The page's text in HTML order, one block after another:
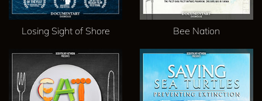
Losing Sight of Shore Bee Nation